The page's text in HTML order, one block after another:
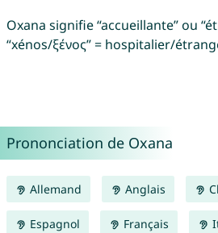
Oxana signifie “accueillante” ou
“xénos/ξένος” = hospitalier/
Prononciation de Oxana
Allemand Anglais
Espagnol Français